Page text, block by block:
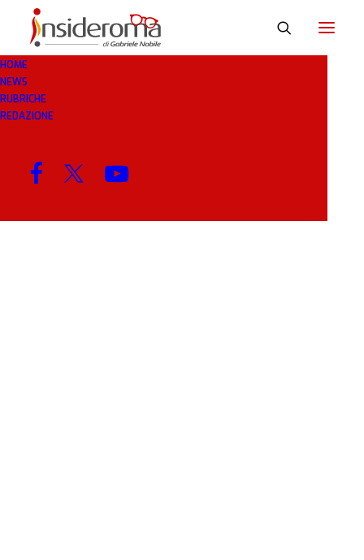
HOME
NEWS
RUBRICHE
REDAZIONE
4°POSTO
MENU